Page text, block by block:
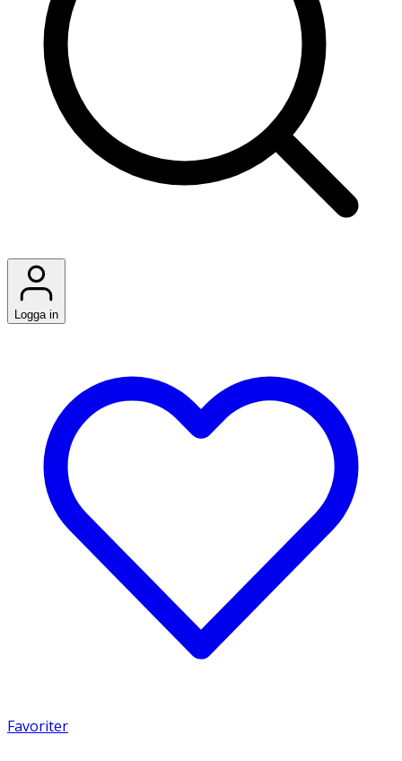
Logga in
Favoriter